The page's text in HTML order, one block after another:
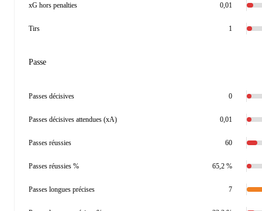
xG hors penalties 0,01
Tirs 1
Passe
Passes décisives 0
Passes décisives attendues (xA) 0,01
Passes réussies 60
Passes réussies % 65,2 %
Passes longues précises 7